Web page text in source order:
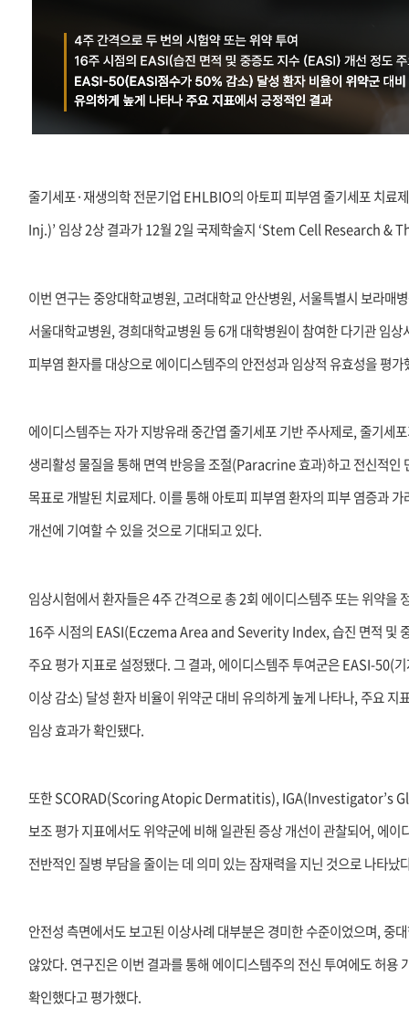
줄기세포·재생의학 전문기업 EHLBIO의 아토피 피부염 줄기세포 치료
Inj.)’ 임상 2상 결과가 12월 2일 국제학술지 ‘Stem Cell Research &
이번 연구는 중앙대학교병원, 고려대학교 안산병원, 서울특별시 보라매
서울대학교병원, 경희대학교병원 등 6개 대학병원이 참여한 다기관 임
피부염 환자를 대상으로 에이디스템주의 안전성과 임상적 유효성을 평가
에이디스템주는 자가 지방유래 중간엽 줄기세포 기반 주사제로, 줄기세
생리활성 물질을 통해 면역 반응을 조절(Paracrine 효과)하고 전신적인
목표로 개발된 치료제다. 이를 통해 아토피 피부염 환자의 피부 염증과
개선에 기여할 수 있을 것으로 기대되고 있다.
임상시험에서 환자들은 4주 간격으로 총 2회 에이디스템주 또는 위약을
16주 시점의 EASI(Eczema Area and Severity Index, 습진 면적 및
주요 평가 지표로 설정됐다. 그 결과, 에이디스템주 투여군은 EASI-50(
이상 감소) 달성 환자 비율이 위약군 대비 유의하게 높게 나타나, 주요 지
임상 효과가 확인됐다.
또한 SCORAD(Scoring Atopic Dermatitis), IGA(Investigator’s
보조 평가 지표에서도 위약군에 비해 일관된 증상 개선이 관찰되어, 에이
전반적인 질병 부담을 줄이는 데 의미 있는 잠재력을 지닌 것으로 나타났
안전성 측면에서도 보고된 이상사례 대부분은 경미한 수준이었으며, 중
않았다. 연구진은 이번 결과를 통해 에이디스템주의 전신 투여에도 허용
확인했다고 평가했다.